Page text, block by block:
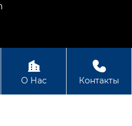
Лунъянь Машинери

О Нас

Контакты